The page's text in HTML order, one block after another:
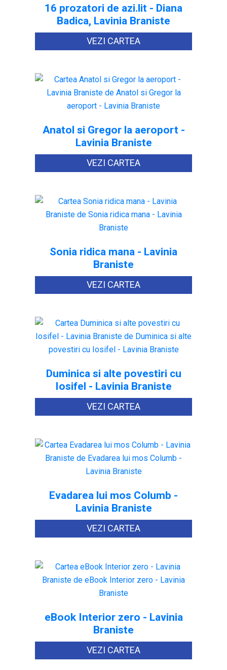
16 prozatori de azi.lit - Diana
Badica, Lavinia Braniste
VEZI CARTEA
Anatol si Gregor la aeroport -
Lavinia Braniste
VEZI CARTEA
Sonia ridica mana - Lavinia
Braniste
VEZI CARTEA
Duminica si alte povestiri cu
Iosifel - Lavinia Braniste
VEZI CARTEA
Evadarea lui mos Columb -
Lavinia Braniste
VEZI CARTEA
eBook Interior zero - Lavinia
Braniste
VEZI CARTEA